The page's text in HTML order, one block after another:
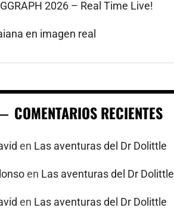
2026 – Real Time Live!
en imagen real
COMENTARIOS RECIENTES
en Las aventuras del Dr Dolittle
en Las aventuras del Dr Dolittle
en Las aventuras del Dr Dolittle